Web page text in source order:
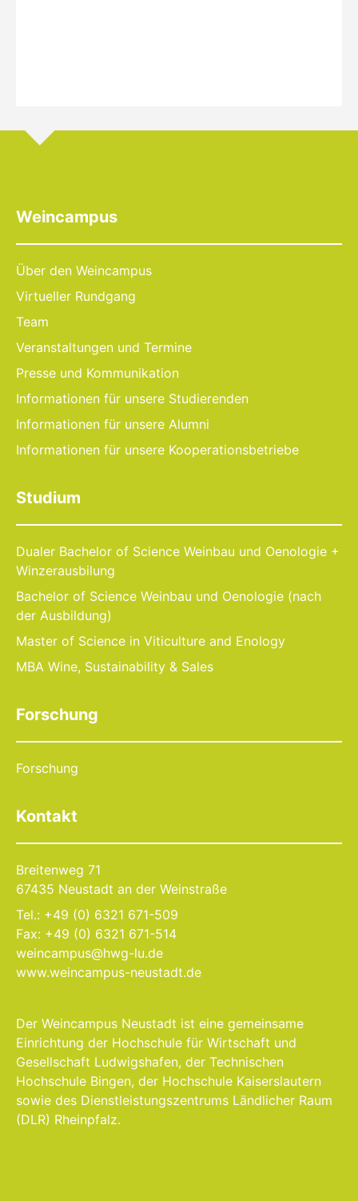
Weincampus
Über den Weincampus
Virtueller Rundgang
Team
Veranstaltungen und Termine
Presse und Kommunikation
Informationen für unsere Studierenden
Informationen für unsere Alumni
Informationen für unsere Kooperationsbetriebe
Studium
Dualer Bachelor of Science Weinbau und Oenologie +
Winzerausbilung
Bachelor of Science Weinbau und Oenologie (nach
der Ausbildung)
Master of Science in Viticulture and Enology
MBA Wine, Sustainability & Sales
Forschung
Forschung
Kontakt
Breitenweg 71
67435 Neustadt an der Weinstraße
Tel.: +49 (0) 6321 671-509
Fax: +49 (0) 6321 671-514
weincampus@hwg-lu.de
www.weincampus-neustadt.de
Der Weincampus Neustadt ist eine gemeinsame
Einrichtung der Hochschule für Wirtschaft und
Gesellschaft Ludwigshafen, der Technischen
Hochschule Bingen, der Hochschule Kaiserslautern
sowie des Dienstleistungszentrums Ländlicher Raum
(DLR) Rheinpfalz.